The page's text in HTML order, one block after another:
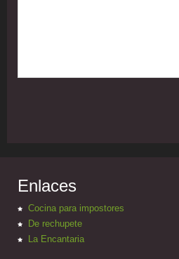
Enlaces
Cocina para impostores
De rechupete
La Encantaria